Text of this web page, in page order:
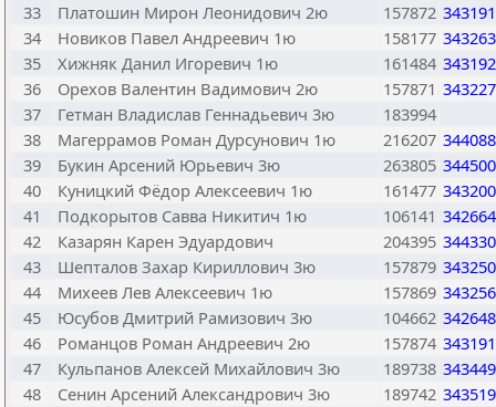
33
Платошин Мирон Леонидович 2ю 157872
34
Новиков Павел Андреевич 1ю 158177
35
Хижняк Данил Игоревич 1ю 161484
36
Орехов Валентин Вадимович 2ю 157871
37
Гетман Владислав Геннадьевич 3ю
183994
38
Магеррамов Роман Дурсунович 1ю 216207
39
Букин Арсений Юрьевич 3ю 263805
40
Куницкий Фёдор Алексеевич 1ю 161477
41
Подкорытов Савва Никитич 1ю 106141
42
Казарян Карен Эдуардович 204395
43
Шепталов Захар Кириллович 3ю 157879
44
Михеев Лев Алексеевич 1ю 157869
45
Юсубов Дмитрий Рамизович 3ю 104662
46
Романцов Роман Андреевич 2ю 157874
47
Кульпанов Алексей Михайлович 3ю 189738
48
Сенин Арсений Александрович 3ю 189742